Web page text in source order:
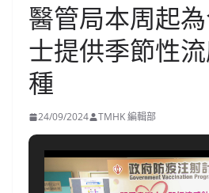
醫管局本周起
士提供季節性
種
24/09/2024 TMHK 編輯部